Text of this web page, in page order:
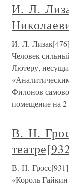
И. Л.
И. Л.
Человек
Лютеру,
Филонов
помещение на
В. Н.
В. Н. Гросс[931]
«Король